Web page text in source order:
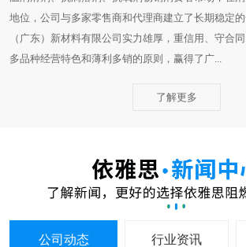
地位，公司与多家零售商和代理商建立了长期稳定
（广东）新材料有限公司实力雄厚，重信用、守合
多品种经营特色和薄利多销的原则，赢得了广...
了解更多
公司动态 行业资讯